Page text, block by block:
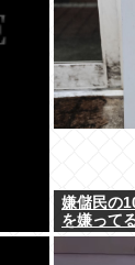
嫌儲民の
を嫌って